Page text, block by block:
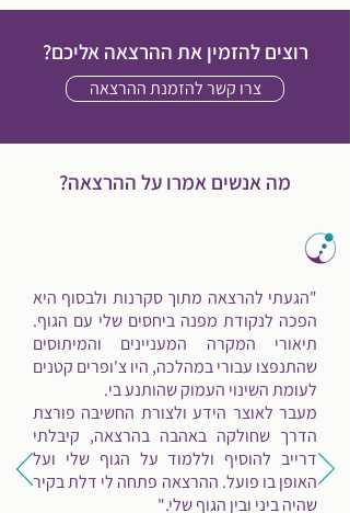
רוצים להזמין את ההרצאה אליכם?
צרו קשר להזמנת ההרצאה
"הגעתי להרצאה מתוך סקרנות ולבסוף היא
הפכה לנקודת מפנה ביחסים שלי עם הגוף.
תיאורי המקרה המעניינים והמיתוסים
שהתנפצו עבורי במהלכה, היו צ'ופרים קטנים
לעומת השינוי העמוק שהותנע בי.
מעבר לאוצר הידע ולצורת החשיבה פורצת
הדרך שחולקה באהבה בהרצאה, קיבלתי
דרייב להוסיף וללמוד על הגוף שלי ועל
האופן בו פועל. ההרצאה פתחה לי דלת בקיר
שהיה ביני ובין הגוף שלי."
מה אנשים אמרו על ההרצאה?